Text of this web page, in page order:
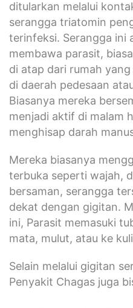
ditularkan melalui
serangga triatomin
terinfeksi. Serangga ini
membawa parasit,
di atap dari rumah
di daerah pedesaan
Biasanya mereka
menjadi aktif di malam
menghisap darah
Mereka biasanya
terbuka seperti wajah,
bersaman, serangga
dekat dengan gigitan.
ini, Parasit memasuki
mata, mulut, atau ke
Selain melalui gigitan
Penyakit Chagas juga